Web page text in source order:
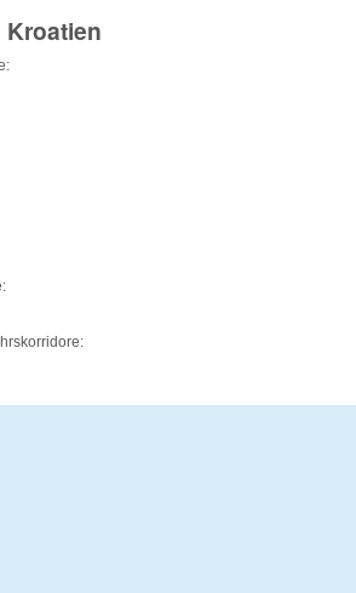
Kroatien